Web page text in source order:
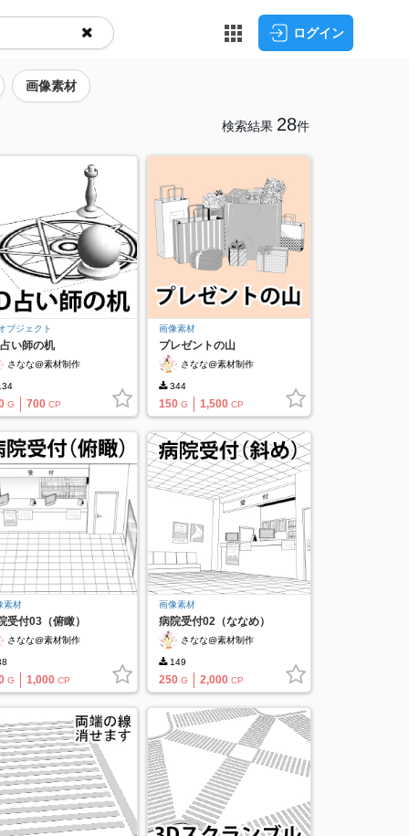
ログイン
画像素材
検索結果 28件
ブジェクト
い師の机
さなな@素材制作
G 700 CP
画像素材
プレゼントの山
さなな@素材制作
344
150 G 1,500 CP
素材
受付03（俯瞰）
さなな@素材制作
G 1,000 CP
画像素材
病院受付02（ななめ）
さなな@素材制作
149
250 G 2,000 CP